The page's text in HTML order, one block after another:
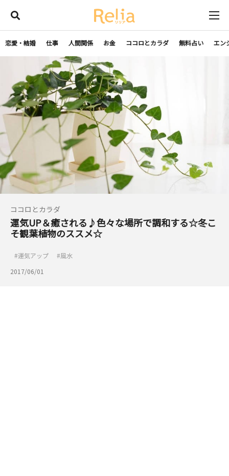
恋愛・結婚 仕事 人間関係 お金 ココロとカラダ 無料占い エン
ココロとカラダ
運気UP＆癒される♪色々な場所で調和する☆冬こ
そ観葉植物のススメ☆
運気アップ
風水
2017/06/01